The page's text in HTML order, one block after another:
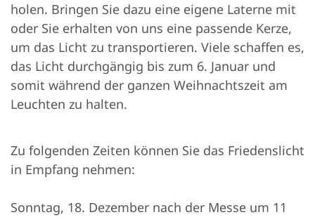
holen. Bringen Sie dazu eine eigene Laterne mit
oder Sie erhalten von uns eine passende Kerze,
um das Licht zu transportieren. Viele schaffen es,
das Licht durchgängig bis zum 6. Januar und
somit während der ganzen Weihnachtszeit am
Leuchten zu halten.
Zu folgenden Zeiten können Sie das Friedenslicht
in Empfang nehmen:
Sonntag, 18. Dezember nach der Messe um 11